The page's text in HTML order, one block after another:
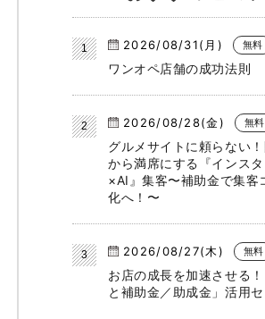
2026/08/31(月) 無料
ワンオペ店舗の成功法則
2026/08/28(金) 無料
グルメサイトに頼らない
から満席にする『インス
×AI』集客〜補助金で集客
化へ！〜
2026/08/27(木) 無料
お店の成長を加速させる
と補助金／助成金」活用